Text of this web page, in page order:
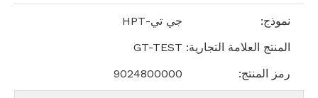
نموذج:
جي تي-HPT
المنتج العلامة التجارية: GT-TEST
رمز المنتج:
9024800000